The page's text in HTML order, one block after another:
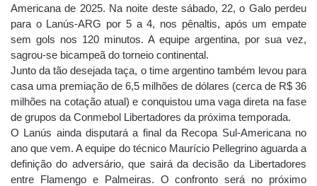
Americana de 2025. Na noite deste sábado, 22, o Galo perdeu
para o Lanús-ARG por 5 a 4, nos pênaltis, após um empate
sem gols nos 120 minutos. A equipe argentina, por sua vez,
sagrou-se bicampeã do torneio continental.
Junto da tão desejada taça, o time argentino também levou para
casa uma premiação de 6,5 milhões de dólares (cerca de R$ 36
milhões na cotação atual) e conquistou uma vaga direta na fase
de grupos da Conmebol Libertadores da próxima temporada.
O Lanús ainda disputará a final da Recopa Sul-Americana no
ano que vem. A equipe do técnico Maurício Pellegrino aguarda a
definição do adversário, que sairá da decisão da Libertadores
entre Flamengo e Palmeiras. O confronto será no próximo